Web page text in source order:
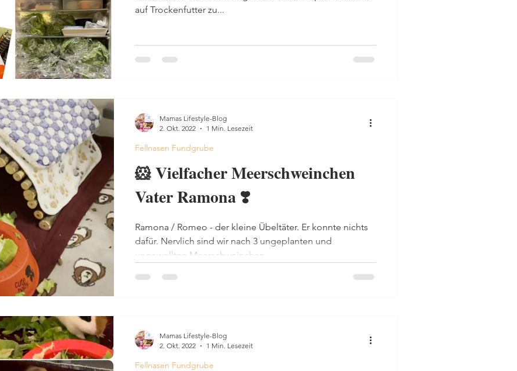
auf Trockenfutter zu...
🐹 Vielfacher Meerschweinchen
Vater Ramona ❣️
Ramona / Romeo - der kleine Übeltäter. Er konnte nichts
dafür. Nervlich sind wir nach 3 ungeplanten und
ungewollten Meerschweinchen...
Fellnasen Fundgrube
Mamas Lifestyle-Blog
2. Okt. 2022
1 Min. Lesezeit
Fellnasen Fundgrube
Mamas Lifestyle-Blog
2. Okt. 2022
1 Min. Lesezeit